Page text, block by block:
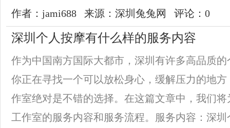
作者：jami688
来源：深圳兔兔网 评论：0
深圳个人按摩有什么样的服务内容
作为中国南方国际大都市，深圳有许多高品质的
你正在寻找一个可以放松身心，缓解压力的地方
作室绝对是不错的选择。在这篇文章中，我们将
工作室的服务内容和服务流程。服务内容：深圳